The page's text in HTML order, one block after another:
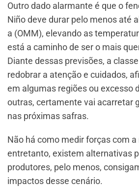
Outro dado alarmante é que o
Niño deve durar pelo menos até
a (OMM), elevando as
está a caminho de ser o mais
Diante dessas previsões, a
redobrar a atenção e cuidados,
em algumas regiões ou excesso
outras, certamente vai acarretar
nas próximas safras.
Não há como medir forças com a
entretanto, existem alternativas
produtores, pelo menos,
impactos desse cenário.